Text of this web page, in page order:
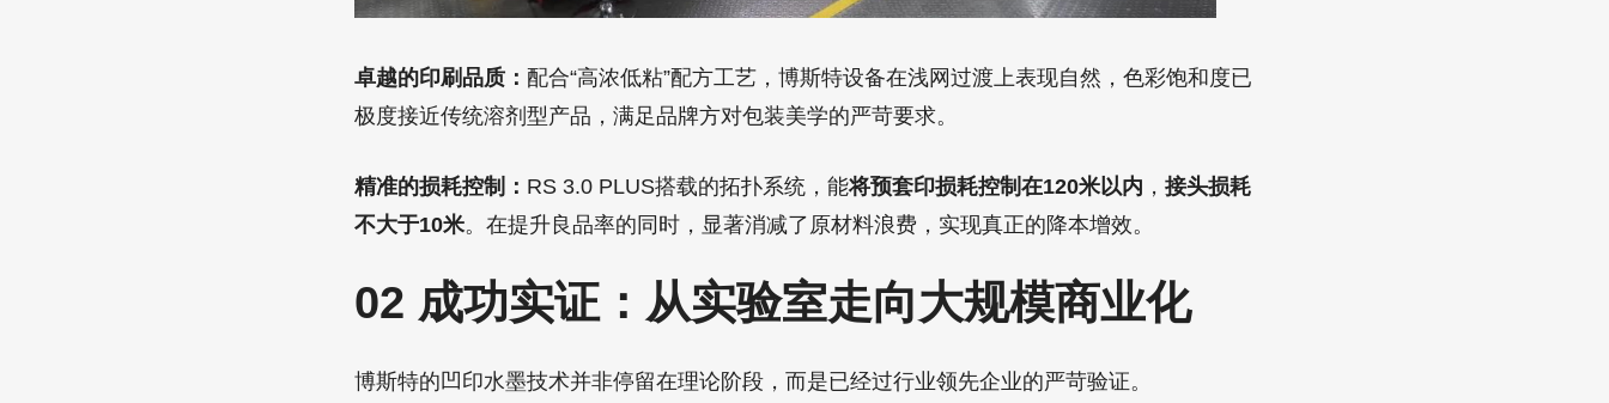
卓越的印刷品质： 配合“高浓低粘”配方工艺，博斯特设备在浅网过渡上表现自然，色彩饱和度已
极度接近传统溶剂型产品，满足品牌方对包装美学的严苛要求。
精准的损耗控制： RS 3.0 PLUS搭载的拓扑系统，能将预套印损耗控制在120米以内 ， 接头损耗
不大于10米。在提升良品率的同时，显著消减了原材料浪费，实现真正的降本增效。
02 成功实证：从实验室走向大规模商业化
博斯特的凹印水墨技术并非停留在理论阶段，而是已经过行业领先企业的严苛验证。